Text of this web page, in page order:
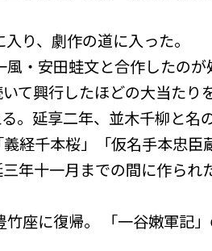
り、劇作の道に入った。
・安田蛙文と合作したの
て興行したほどの大当たり
延享二年、並木千柳と名
経千本桜」「仮名手本忠
年十一月までの間に作ら
座に復帰。 「一谷嫩軍記